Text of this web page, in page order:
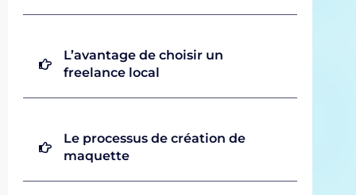
L’avantage de choisir un
freelance local
Le processus de création de
maquette